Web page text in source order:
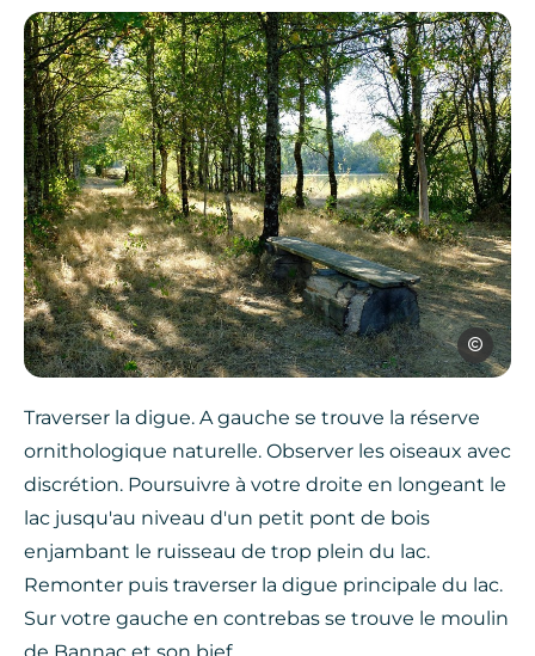
OTOA
Traverser la digue. A gauche se trouve la réserve
ornithologique naturelle. Observer les oiseaux avec
discrétion. Poursuivre à votre droite en longeant le
lac jusqu'au niveau d'un petit pont de bois
enjambant le ruisseau de trop plein du lac.
Remonter puis traverser la digue principale du lac.
Sur votre gauche en contrebas se trouve le moulin